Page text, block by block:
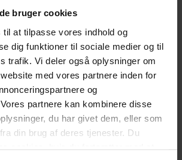
bruger cookies
at tilpasse vores indhold og
dig funktioner til sociale medier og til
trafik. Vi deler også oplysninger om
med vores partnere inden for
og
partnere kan kombinere disse
du har givet dem, eller som
din brug af deres tjenester. Du
cookies, hvis du fortsætter med at